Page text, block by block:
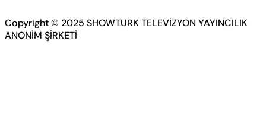
Copyright © 2025 SHOWTURK TELEVİZYON YAYINCILIK
ANONİM ŞİRKETİ